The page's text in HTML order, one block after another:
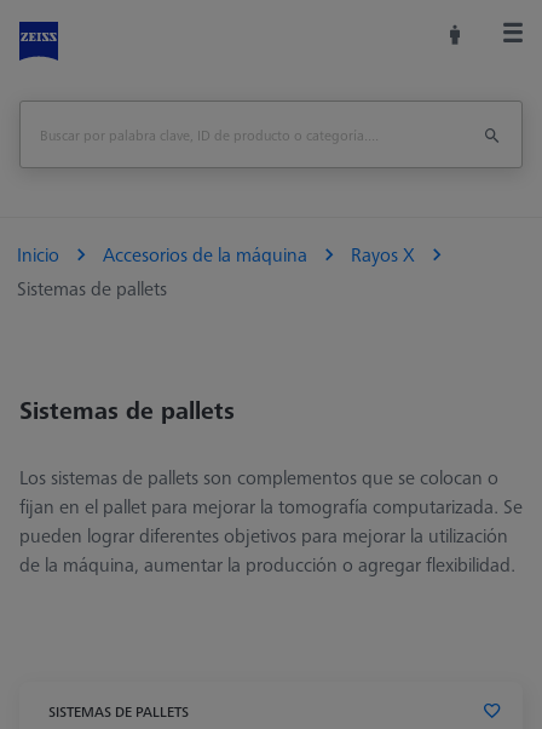
Inicio Accesorios de la máquina
Rayos X
Sistemas de pallets
Sistemas de pallets
Los sistemas de pallets son complementos que se colocan o
fijan en el pallet para mejorar la tomografía computarizada. Se
pueden lograr diferentes objetivos para mejorar la utilización
de la máquina, aumentar la producción o agregar flexibilidad.
SISTEMAS DE PALLETS